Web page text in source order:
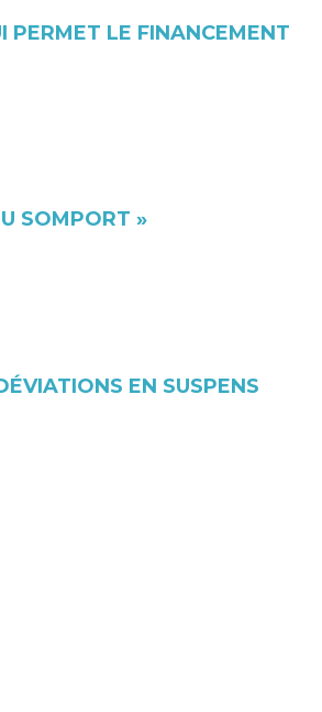
PERMET LE FINANCEMENT
SOMPORT »
EN SUSPENS